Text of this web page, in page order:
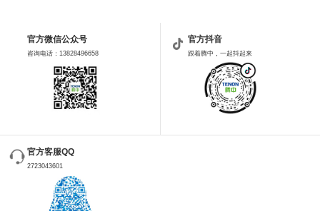
官方微信公众号
咨询电话：13828496658
官方抖音
跟着腾中，一起抖起来
官方客服QQ
2723043601